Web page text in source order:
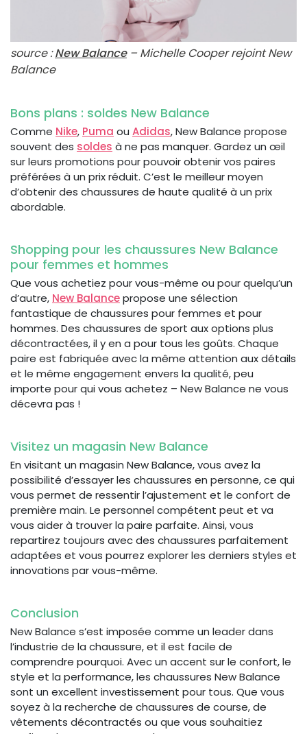
source :New Balance– Michelle Cooper rejoint New
Balance
Bons plans : soldes New Balance
Comme Nike, Puma ou Adidas, New Balance propose
souvent des soldes à ne pas manquer. Gardez un œil
sur leurs promotions pour pouvoir obtenir vos paires
préférées à un prix réduit. C’est le meilleur moyen
d’obtenir des chaussures de haute qualité à un prix
abordable.
Shopping pour les chaussures New Balance
pour femmes et hommes
Que vous achetiez pour vous-même ou pour quelqu’un
d’autre, New Balancepropose une sélection
fantastique de chaussures pour femmes et pour
hommes. Des chaussures de sport aux options plus
décontractées, il y en a pour tous les goûts. Chaque
paire est fabriquée avec la même attention aux détails
et le même engagement envers la qualité, peu
importe pour qui vous achetez – New Balance ne vous
décevra pas !
Visitez un magasin New Balance
En visitant un magasin New Balance, vous avez la
possibilité d’essayer les chaussures en personne, ce qui
vous permet de ressentir l’ajustement et le confort de
première main. Le personnel compétent peut et va
vous aider à trouver la paire parfaite. Ainsi, vous
repartirez toujours avec des chaussures parfaitement
adaptées et vous pourrez explorer les derniers styles et
innovations par vous-même.
Conclusion
New Balance s’est imposée comme un leader dans
l’industrie de la chaussure, et il est facile de
comprendre pourquoi. Avec un accent sur le confort, le
style et la performance, les chaussures New Balance
sont un excellent investissement pour tous. Que vous
soyez à la recherche de chaussures de course, de
vêtements décontractés ou que vous souhaitiez